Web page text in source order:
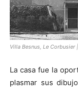
Villa Besnus, Le
La casa fue la
plasmar sus